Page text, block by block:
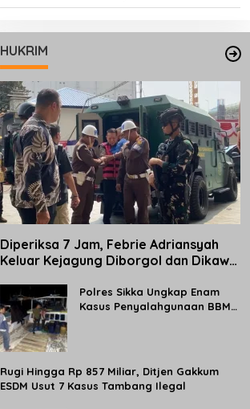
HUKRIM
Diperiksa 7 Jam, Febrie Adriansyah
Keluar Kejagung Diborgol dan Dikawal
Polres Sikka Ungkap Enam
Kasus Penyalahgunaan BBM
Rugi Hingga Rp 857 Miliar, Ditjen Gakkum
ESDM Usut 7 Kasus Tambang Ilegal